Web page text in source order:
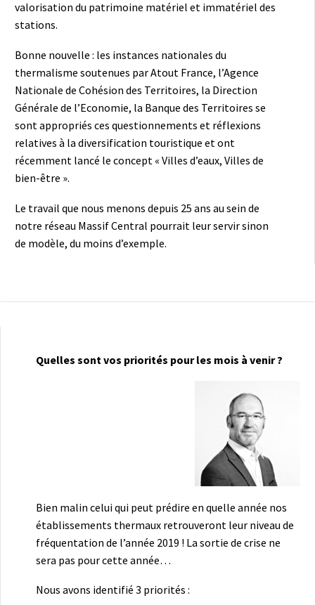
valorisation du patrimoine matériel et immatériel des
stations.
Bonne nouvelle : les instances nationales du
thermalisme soutenues par Atout France, l’Agence
Nationale de Cohésion des Territoires, la Direction
Générale de l’Economie, la Banque des Territoires se
sont appropriés ces questionnements et réflexions
relatives à la diversification touristique et ont
récemment lancé le concept « Villes d’eaux, Villes de
bien-être ».
Le travail que nous menons depuis 25 ans au sein de
notre réseau Massif Central pourrait leur servir sinon
de modèle, du moins d’exemple.
Quelles sont vos priorités pour les mois à venir ?
Bien malin celui qui peut prédire en quelle année nos
établissements thermaux retrouveront leur niveau de
fréquentation de l’année 2019 ! La sortie de crise ne
sera pas pour cette année…
Nous avons identifié 3 priorités :